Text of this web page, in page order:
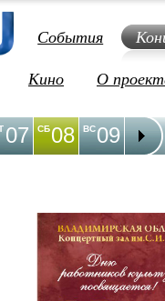
События
Кино О
07 08
СБ 09
ВС 10
ПН